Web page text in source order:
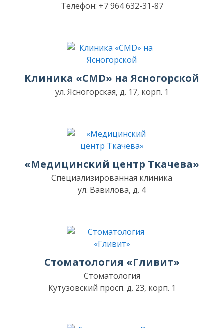
Телефон: +7 964 632-31-87
Клиника «CMD» на Ясногорской
ул. Ясногорская, д. 17, корп. 1
«Медицинский центр Ткачева»
Специализированная клиника
ул. Вавилова, д. 4
Стоматология «Гливит»
Стоматология
Кутузовский просп. д. 23, корп. 1